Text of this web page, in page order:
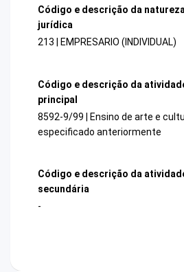
Código e descrição da natureza
jurídica
213 | EMPRESARIO (INDIVIDUAL)
Código e descrição da
principal
8592-9/99 | Ensino de arte e
especificado anteriormente
Código e descrição da
secundária
-